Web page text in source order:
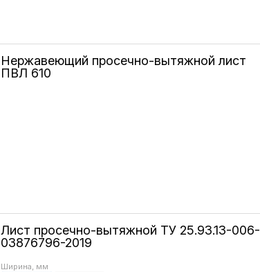
Нержавеющий просечно-вытяжной лист
ПВЛ 610
Лист просечно-вытяжной ТУ 25.93.13-006-
03876796-2019
Ширина, мм